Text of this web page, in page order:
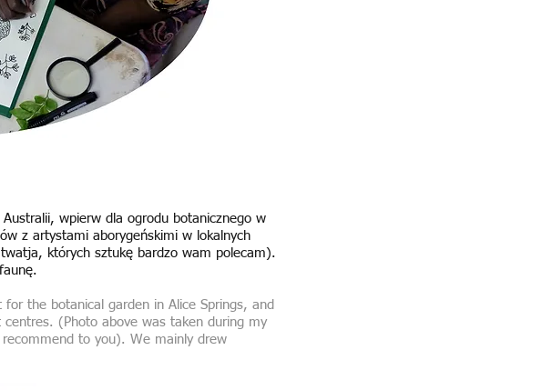
wpierw dla ogrodu botanicznego w
z artystami aborygeńskimi w lokalnych
których sztukę bardzo wam polecam).
the botanical garden in Alice Springs, and
(Photo above was taken during my
to you). We mainly drew